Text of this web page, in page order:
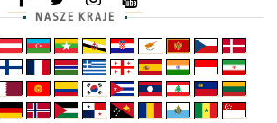
NASZE KRAJE